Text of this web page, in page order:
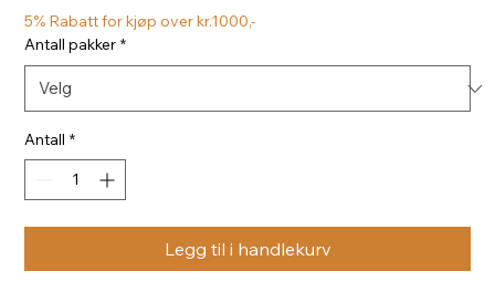
5% Rabatt for kjøp over kr.1000,-
Antall pakker *
Antall *
Legg til i handlekurv